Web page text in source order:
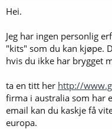
Hei.
Jeg har ingen personlig
"kits" som du kan kjøpe.
hvis du ikke har brygget
ta en titt her http://
firma i australia som har
email kan du kaskje få
europa.